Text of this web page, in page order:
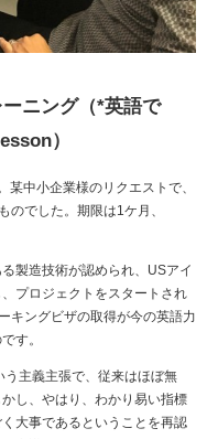
ニング（*英語で
）
某中小企業様のリクエストで、
のでした。期限は1ケ月、
製造技術が認められ、 USアイ
プロジェクトをスタートされ
キングビザの取得が今の英語力
す。
主義主張で、従来はほぼ無
し、やはり、わかり易い指標
大事であるということを再認